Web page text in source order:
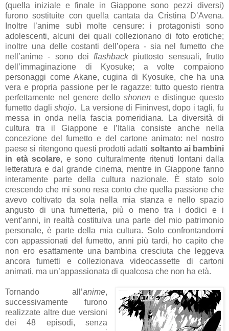
(quella iniziale e finale in Giappone sono pezzi diversi)
furono sostituite con quella cantata da Cristina D’Avena.
Inoltre l’anime subì molte censure: i protagonisti sono
adolescenti, alcuni dei quali collezionano di foto erotiche;
inoltre una delle costanti dell’opera - sia nel fumetto che
nell’anime - sono deiflashback piuttosto sensuali, frutto
dell’immaginazione di Kyosuke; a volte compaiono
personaggi come Akane, cugina di Kyosuke, che ha una
vera e propria passione per le ragazze: tutto questo rientra
perfettamente nel genere dello shonen e distingue questo
fumetto daglishojo. La versione di Fininvest, dopo i tagli, fu
messa in onda nella fascia pomeridiana. La diversità di
cultura tra il Giappone e l’Italia consiste anche nella
concezione del fumetto e del cartone animato: nel nostro
paese si ritengono questi prodotti adatti soltanto ai bambini
in età scolare, e sono culturalmente ritenuti lontani dalla
letteratura e dal grande cinema, mentre in Giappone fanno
interamente parte della cultura nazionale. È stato solo
crescendo che mi sono resa conto che quella passione che
avevo coltivato da sola nella mia stanza e nello spazio
angusto di una fumetteria, più o meno tra i dodici e i
vent’anni, in realtà costituiva una parte del mio patrimonio
personale, è parte della mia cultura. Solo confrontandomi
con appassionati del fumetto, anni più tardi, ho capito che
non ero esattamente una bambina cresciuta che leggeva
ancora fumetti e collezionava videocassette di cartoni
animati, ma un’appassionata di qualcosa che non ha età.
Tornando all’anime,
successivamente furono
realizzate altre due versioni
dei 48 episodi, senza